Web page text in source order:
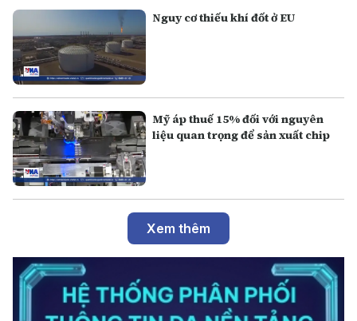
Nguy cơ thiếu khí đốt ở EU
Mỹ áp thuế 15% đối với nguyên
liệu quan trọng để sản xuất chip
Xem thêm